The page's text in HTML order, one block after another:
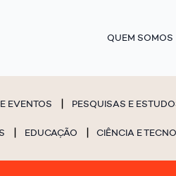
QUEM SOMOS
EVENTOS PESQUISAS E
EDUCAÇÃO CIÊNCIA E